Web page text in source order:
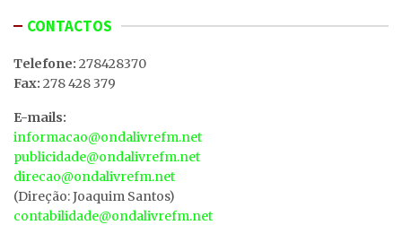
CONTACTOS
Telefone: 278428370
Fax: 278 428 379
E-mails:
informacao@ondalivrefm.net
publicidade@ondalivrefm.net
direcao@ondalivrefm.net
(Direção: Joaquim Santos)
contabilidade@ondalivrefm.net